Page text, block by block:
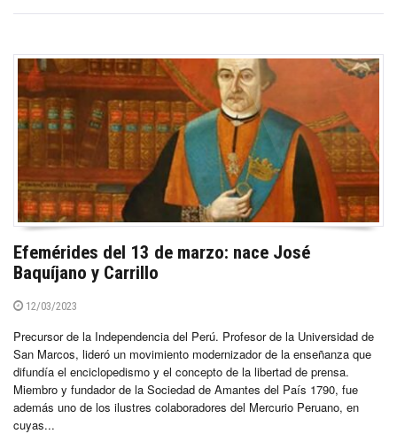
Efemérides del 13 de marzo: nace José
Baquíjano y Carrillo
12/03/2023
Precursor de la Independencia del Perú. Profesor de la Universidad de
San Marcos, lideró un movimiento modernizador de la enseñanza que
difundía el enciclopedismo y el concepto de la libertad de prensa.
Miembro y fundador de la Sociedad de Amantes del País 1790, fue
además uno de los ilustres colaboradores del Mercurio Peruano, en
cuyas...